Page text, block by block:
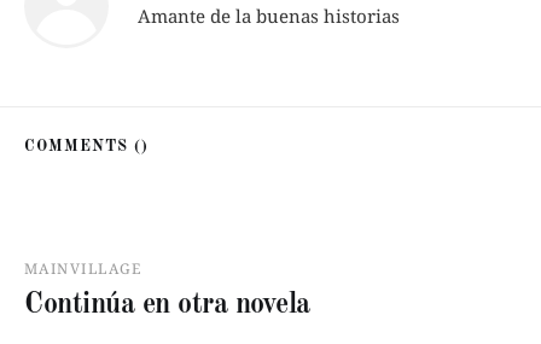
Amante de la buenas historias
COMMENTS ()
MAINVILLAGE
Continúa en otra novela